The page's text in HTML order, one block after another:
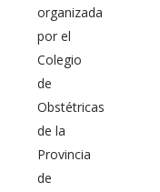
organizada
por el
Colegio
de
Obstétricas
de la
Provincia
de